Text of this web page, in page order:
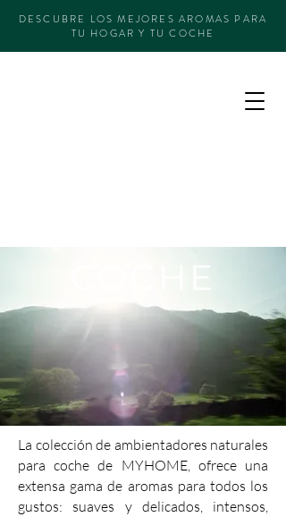
DESCUBRE LOS MEJORES AROMAS PARA
TU HOGAR Y TU COCHE
COCHE
La colección de ambientadores naturales
para coche de MYHOME, ofrece una
extensa gama de aromas para todos los
gustos: suaves y delicados, intensos,